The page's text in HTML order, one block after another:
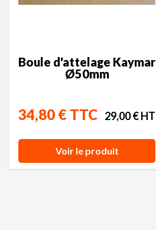
Boule d'attelage Kaymar
Ø50mm
34,80 € TTC 29,00 € HT
Voir le produit